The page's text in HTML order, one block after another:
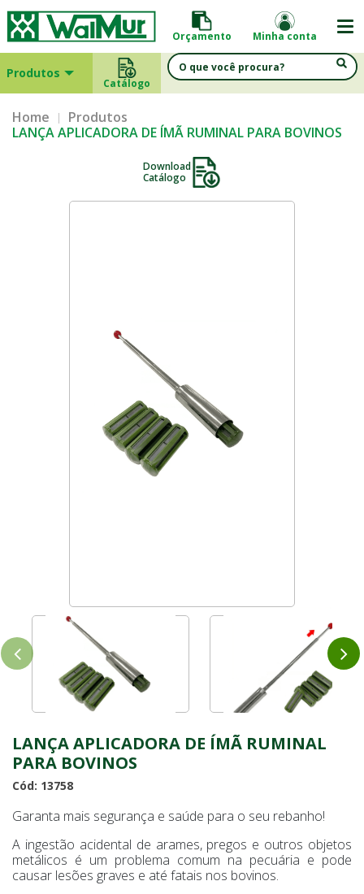
Orçamento Minha conta
Produtos
Catálogo
Home
Produtos
LANÇA APLICADORA DE ÍMÃ RUMINAL PARA BOVINOS
Download
Catálogo
LANÇA APLICADORA DE ÍMÃ RUMINAL
PARA BOVINOS
Cód: 13758
Garanta mais segurança e saúde para o seu rebanho!
A ingestão acidental de arames, pregos e outros objetos
metálicos é um problema comum na pecuária e pode
causar lesões graves e até fatais nos bovinos.